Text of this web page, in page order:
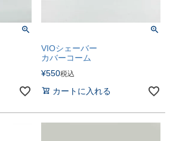
VIOシェーバー
カバーコーム
¥550税込
カートに入れる